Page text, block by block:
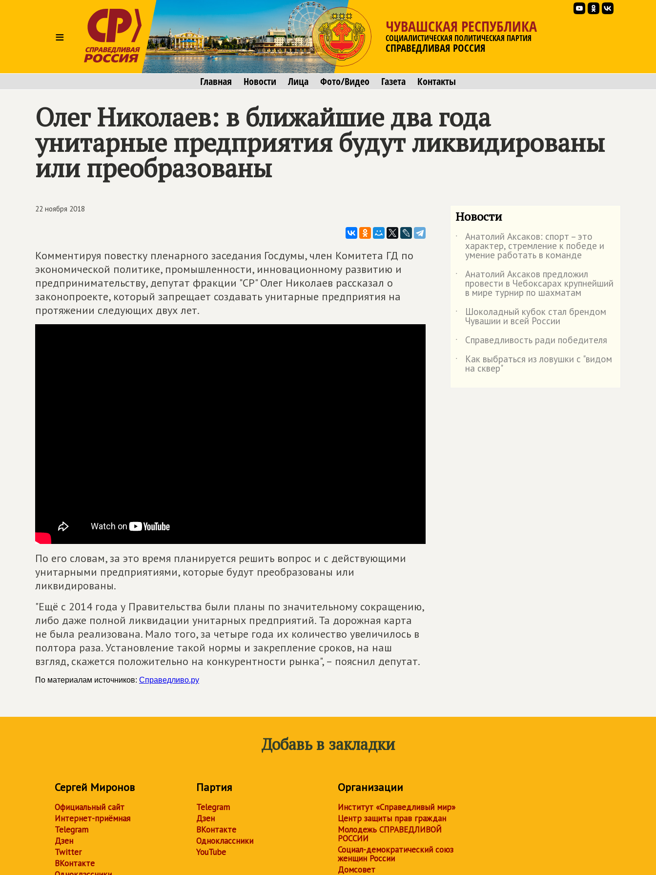
≡
ЧУВАШСКАЯ РЕСПУБЛИКА
СОЦИАЛИСТИЧЕСКАЯ ПОЛИТИЧЕСКАЯ ПАРТИЯ
СПРАВЕДЛИВАЯ РОССИЯ
Главная Новости Лица Фото/Видео Газета Контакты
Олег Николаев: в ближайшие два года
унитарные предприятия будут ликвидированы
или преобразованы
22 ноября 2018
Комментируя повестку пленарного заседания Госдумы, член Комитета ГД по
экономической политике, промышленности, инновационному развитию и
предпринимательству, депутат фракции "СР" Олег Николаев рассказал о
законопроекте, который запрещает создавать унитарные предприятия на
протяжении следующих двух лет.
По его словам, за это время планируется решить вопрос и с действующими
унитарными предприятиями, которые будут преобразованы или
ликвидированы.
"Ещё с 2014 года у Правительства были планы по значительному сокращению,
либо даже полной ликвидации унитарных предприятий. Та дорожная карта
не была реализована. Мало того, за четыре года их количество увеличилось в
полтора раза. Установление такой нормы и закрепление сроков, на наш
взгляд, скажется положительно на конкурентности рынка", – пояснил депутат.
По материалам источников: Справедливо.ру
Новости
˙ Анатолий Аксаков: спорт – это
характер, стремление к победе и
умение работать в команде
˙
Анатолий Аксаков предложил
провести в Чебоксарах крупнейший
в мире турнир по шахматам
˙
Шоколадный кубок стал брендом
Чувашии и всей России
˙
Справедливость ради победителя
˙
Как выбраться из ловушки с "видом
на сквер"
Добавь в закладки
Сергей Миронов
Официальный сайт
Интернет-приёмная
Telegram
Дзен
Twitter
ВКонтакте
Партия
Telegram
Дзен
ВКонтакте
Одноклассники
YouTube
Организации
Институт «Справедливый мир»
Центр защиты прав граждан
Молодежь СПРАВЕДЛИВОЙ
РОССИИ
Социал-демократический союз
женщин России
Домсовет